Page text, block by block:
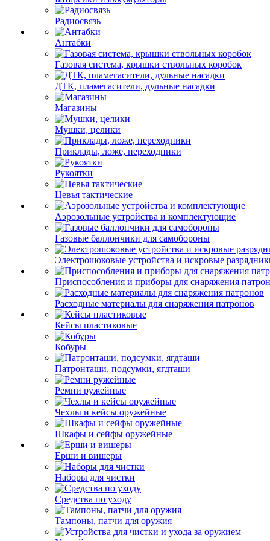
Радиосвязь
Антабки
Газовая система, крышки ствольных коробок
ДТК, пламегасители, дульные насадки
Магазины
Мушки, целики
Приклады, ложе, переходники
Рукоятки
Цевья тактические
Аэрозольные устройства и комплектующие
Газовые баллончики для самобороны
Электрошоковые устройства и искровые
Приспособления и приборы для снаряжения
Расходные материалы для снаряжения патронов
Кейсы пластиковые
Кобуры
Патронташи, подсумки, ягдташи
Ремни ружейные
Чехлы и кейсы оружейные
Шкафы и сейфы оружейные
Ерши и вишеры
Наборы для чистки
Средства по уходу
Тампоны, патчи для оружия